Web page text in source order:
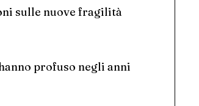
sulle nuove fragilità
profuso negli anni